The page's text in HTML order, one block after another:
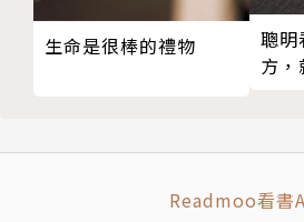
種籽，使人人都遠離疾病，活得
「醫治病人時，若不深入了解病
對症下藥，就像播種而不鬆動土
生命是很棒的禮物
聰明
方
Readmoo看書